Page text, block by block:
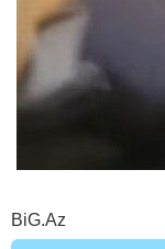
BiG.Az